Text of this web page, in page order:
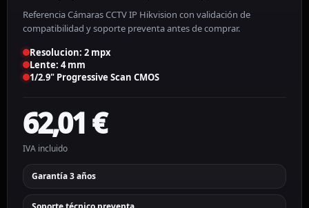
Referencia Cámaras CCTV IP Hikvision con validación de
compatibilidad y soporte preventa antes de comprar.
Resolucion: 2 mpx
Lente: 4 mm
1/2.9" Progressive Scan CMOS
62,01 €
IVA incluido
Garantía 3 años